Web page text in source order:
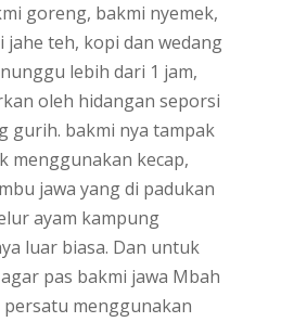
goreng, bakmi nyemek,
jahe teh, kopi dan wedang
lebih dari 1 jam,
oleh hidangan seporsi
gurih. bakmi nya tampak
menggunakan kecap,
jawa yang di padukan
ayam kampung
luar biasa. Dan untuk
pas bakmi jawa Mbah
persatu menggunakan